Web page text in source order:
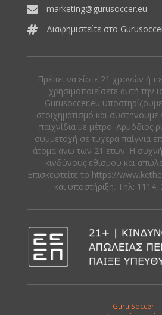
marketing@gurusoccer.eu
Διαφημιστείτε στο
Πρέπει να είστε 21 χρονών ή
χρησιμοποιείσετε αυτή την
Gurusoccer.eu
στοιχηματισμό και συστήνουμε
παιχνίδια με μέτρο. Αρμόδιος
συμμετοχή σε τυχερά παίγνια
άτομα άνω των 21 ετών. Η
κινδύνους εθισμού και
Eπισκεφτείτε το https://
και υποστήριξη. Tηλ:
Guru Soccer